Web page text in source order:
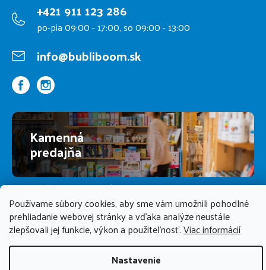
Používame súbory cookies, aby sme vám umožnili pohodlné
prehliadanie webovej stránky a vďaka analýze neustále
zlepšovali jej funkcie, výkon a použiteľnosť.Viac informácií
Nastavenie
+421 911 123 286
po-pia 09:00 - 17:00, so 09:00 - 13:00
info@bubliboom.sk
Kamenná
predajňa
PREDAJŇA ZATVORENÁ